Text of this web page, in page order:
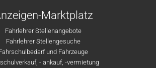
Marktplatz
Fahrlehrer Stellenangebote
Fahrlehrer Stellengesuche
und Fahrzeuge
- ankauf, -vermietung